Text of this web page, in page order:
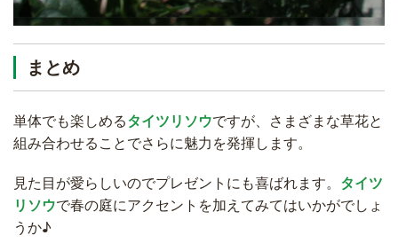
まとめ
単体でも楽しめるタイツリソウですが、さまざまな草花と
組み合わせることでさらに魅力を発揮します。
見た目が愛らしいのでプレゼントにも喜ばれます。 タイツ
リソウで春の庭にアクセントを加えてみてはいかがでしょ
うか♪